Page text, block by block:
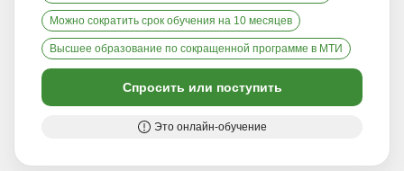
Можно сократить срок обучения на 10 месяцев
Высшее образование по сокращенной программе в МТИ
Спросить или поступить
Это онлайн-обучение